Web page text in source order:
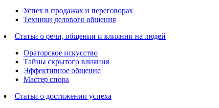
Успех в продажах и переговорах
Техники делового общения
Статьи о речи, общении и влиянии на людей
Ораторское искусство
Тайны скрытого влияния
Эффективное общение
Мастер спора
Статьи о достижении успеха